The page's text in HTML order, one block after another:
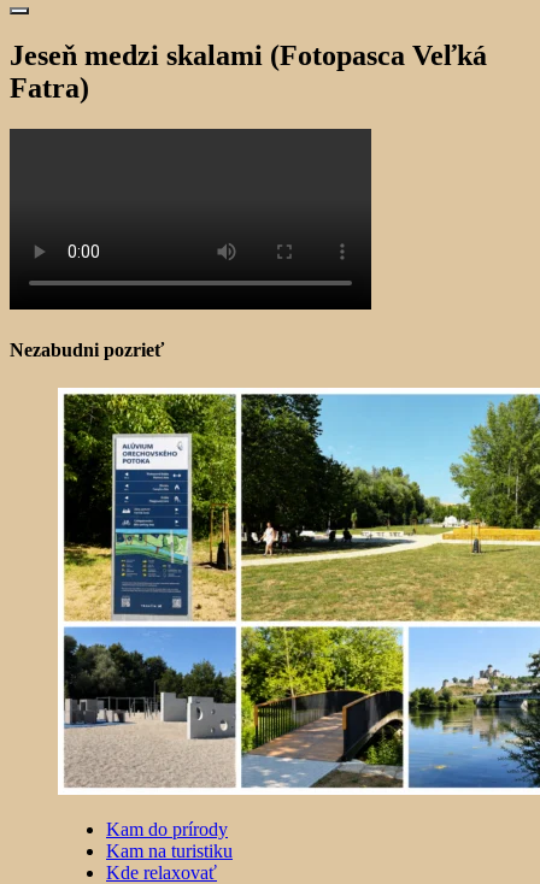
Jeseň medzi skalami (Fotopasca Veľká
Fatra)
Nezabudni pozrieť
Kam do prírody
Kam na turistiku
Kde relaxovať